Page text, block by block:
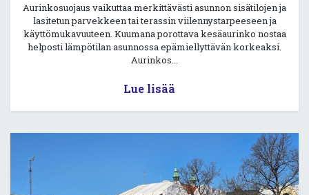
Aurinkosuojaus vaikuttaa merkittävästi asunnon sisätilojen ja
lasitetun parvekkeen tai terassin viilennystarpeeseen ja
käyttömukavuuteen. Kuumana porottava kesäaurinko nostaa
helposti lämpötilan asunnossa epämiellyttävän korkeaksi.
Aurinkos...
Lue lisää